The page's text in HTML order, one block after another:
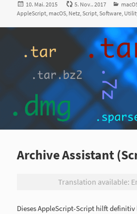
Veröffentlicht
am
10. Mai. 2015 5. Nov.. 2017
AppleScript, macOS, Netz,Script,Software,
Archive Assistant
Translation available:
Dieses AppleScript-Script hilft definitiv